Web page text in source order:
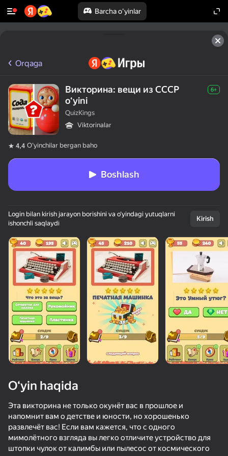
Barcha o'yinlar
50+ top o‘yinlar, ularni o‘ynaydilar
hatto «o‘ynamaydigan» odamlar ham
Вокруг слова
68
Слова Чудес
79
Мастер Блокбастер
67
Морской
51
Orqaga
Викторина: вещи из СССР
oʻyini
6+
QuizKings
Viktorinalar
4,4 Oʻyinchilar bergan baho
Boshlash
Login bilan kirish jarayon borishini va o‘yindagi yutuqlarni
ishonchli saqlaydi
Kirish
O‘yin haqida
Эта викторина не только окунёт вас в прошлое и
напомнит вам о детстве и юности, но хорошенько
развлечёт вас! Если вам кажется, что с одного
мимолётного взгляда вы легко отличите устройство для
штопки чулок от калимбы или пылесос от космического